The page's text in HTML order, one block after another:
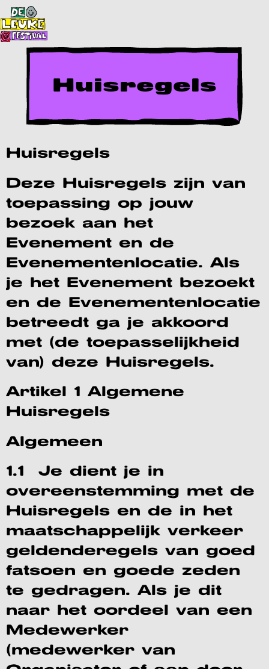
Huisregels
Huisregels
Deze Huisregels zijn van
toepassing op jouw
bezoek aan het
Evenement en de
Evenementenlocatie. Als
je het Evenement bezoekt
en de Evenementenlocatie
betreedt ga je akkoord
met (de toepasselijkheid
van) deze Huisregels.
Artikel 1 Algemene
Huisregels
Algemeen
1.1 Je dient je in
overeenstemming met de
Huisregels en de in het
maatschappelijk verkeer
geldenderegels van goed
fatsoen en goede zeden
te gedragen. Als je dit
naar het oordeel van een
Medewerker
(medewerker van